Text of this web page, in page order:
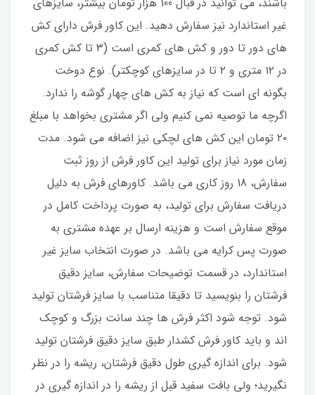
غیر استاندارد نیز سفارش دهید. این کاور فرش دارای کش
های دور تا دور و کش های کمری است (۳ تا کش کمری
در ۱۲ متری و ۲ تا در سایزهای کوچکتر). نوع دوخت
بگونه ای است که نیاز به کش های چهار گوشه را ندارد.
اگرچه ما توصیه نمی کنیم ولی اگر مشتری بخواهد با مبلغ
۲۰ تومان این کش های لچکی نیز اضافه می شود. مدت
زمان مورد نیاز برای تولید این کاور فرش از روز ثبت
سفارش، 18 روز کاری می باشد. کاورهای فرش به دلیل
دریافت سفارش برای تولید، به صورت پرداخت کامل در
موقع سفارش است و هزینه ارسال بر عهده مشتری به
صورت پس کرایه می باشد. در صورت انتخاب سایز غیر
استاندارد، در قسمت توضیحات سفارش، سایز دقیق
فرشتان را بنویسید تا دقیقا متناسب با سایز فرشتان تولید
شود. توجه شود اکثر فرش ها چند سانت بزرگ و کوچک
اند و باید کاور فرش کشدار طبق سایز دقیق فرشتان تولید
شود. برای اندازه گیری طول دقیق فرشتان، ریشه را در نظر
نگیرید؛ ولی بافت سفید قبل از ریشه را در اندازه گیری در